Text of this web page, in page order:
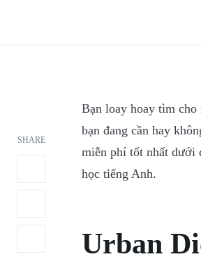
SHARE
Bạn loay hoay tìm
bạn đang cần hay
miễn phí tốt nhất dưới
học tiếng Anh.
Urban